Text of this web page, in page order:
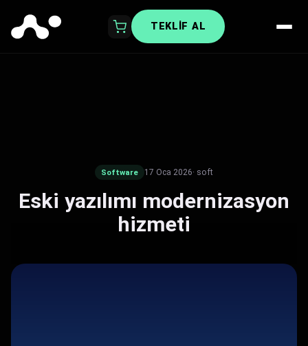
TEKLIF AL
Software 17 Oca 2026· soft
Eski yazılımı modernizasyon
hizmeti